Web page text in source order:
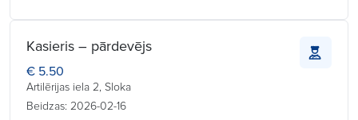
Kasieris – pārdevējs
€ 5.50
Artilērijas iela 2, Sloka
Beidzas: 2026-02-16